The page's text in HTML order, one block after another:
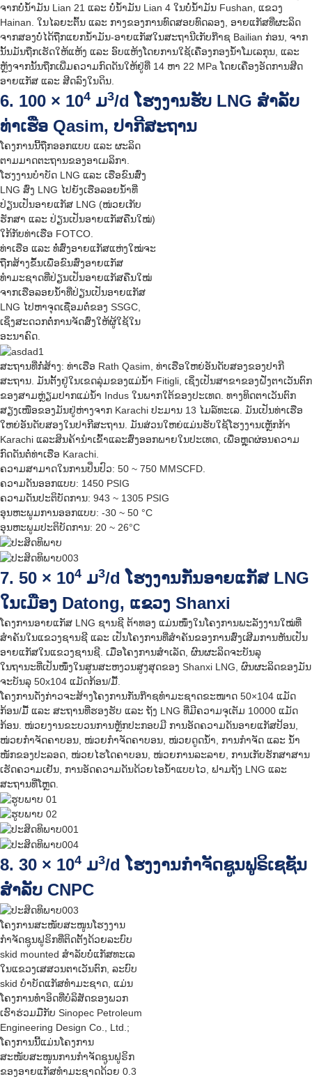
ຈາກບໍ່ນ້ຳມັນ Lian 21 ແລະ ບໍ່ນ້ຳມັນ Lian 4 ໃນບໍ່ນ້ຳມັນ Fushan, ແຂວງ
Hainan. ໃນໄລຍະຕົ້ນ ແລະ ກາງຂອງການທົດສອບທົດລອງ, ອາຍແກັສທີ່ຜະລິດ
ຈາກສອງບໍ່ໄດ້ຖືກແຍກນ້ຳມັນ-ອາຍແກັສໃນສະຖານີເກັບກ໊າຊ Bailian ກ່ອນ, ຈາກ
ນັ້ນມັນຖືກເຮັດໃຫ້ແຫ້ງ ແລະ ອົບແຫ້ງໂດຍການໃຊ້ເຄື່ອງກອງນ້ຳໂມເລກຸນ, ແລະ
ຫຼັງຈາກນັ້ນຖືກເພີ່ມຄວາມກົດດັນໃຫ້ຢູ່ທີ່ 14 ຫາ 22 MPa ໂດຍເຄື່ອງອັດການສີດ
ອາຍແກັສ ແລະ ສີດລົງໃນດິນ.
6. 100 × 104 ມ3/d ໂຮງງານຮັບ LNG ສຳລັບ
ທ່າເຮືອ Qasim, ປາກີສະຖານ
ໂຄງການນີ້ຖືກອອກແບບ ແລະ ຜະລິດ
ຕາມມາດຕະຖານຂອງອາເມລິກາ.
ໂຮງງານບຳບັດ LNG ແລະ ເຮືອຂົນສົ່ງ
LNG ສົ່ງ LNG ໄປຍັງເຮືອລອຍນ້ຳທີ່
ປ່ຽນເປັນອາຍແກັສ LNG (ໜ່ວຍເກັບ
ຮັກສາ ແລະ ປ່ຽນເປັນອາຍແກັສຄືນໃໝ່)
ໃກ້ກັບທ່າເຮືອ FOTCO.
ທ່າເຮືອ ແລະ ທໍ່ສົ່ງອາຍແກັສແຫ່ງໃໝ່ຈະ
ຖືກສ້າງຂຶ້ນເພື່ອຂົນສົ່ງອາຍແກັສ
ທຳມະຊາດທີ່ປ່ຽນເປັນອາຍແກັສຄືນໃໝ່
ຈາກເຮືອລອຍນ້ຳທີ່ປ່ຽນເປັນອາຍແກັສ
LNG ໄປຫາຈຸດເຊື່ອມຕໍ່ຂອງ SSGC,
ເຊິ່ງສະດວກຕໍ່ການຈັດສົ່ງໃຫ້ຜູ້ໃຊ້ໃນ
ອະນາຄົດ.
ສະຖານທີ່ກໍ່ສ້າງ: ທ່າເຮືອ Rath Qasim, ທ່າເຮືອໃຫຍ່ອັນດັບສອງຂອງປາກີ
ສະຖານ. ມັນຕັ້ງຢູ່ໃນເຂດລຸ່ມຂອງແມ່ນ້ຳ Fitigli, ເຊິ່ງເປັນສາຂາຂອງຝັ່ງຕາເວັນຕົກ
ຂອງສາມຫຼ່ຽມປາກແມ່ນ້ຳ Indus ໃນພາກໃຕ້ຂອງປະເທດ. ທາງທິດຕາເວັນຕົກ
ສຽງເໜືອຂອງມັນຢູ່ຫ່າງຈາກ Karachi ປະມານ 13 ໄມລ໌ທະເລ. ມັນເປັນທ່າເຮືອ
ໃຫຍ່ອັນດັບສອງໃນປາກີສະຖານ. ມັນສ່ວນໃຫຍ່ແມ່ນຮັບໃຊ້ໂຮງງານເຫຼັກກ້າ
Karachi ແລະສິນຄ້ານຳເຂົ້າແລະສົ່ງອອກພາຍໃນປະເທດ, ເພື່ອຫຼຸດຜ່ອນຄວາມ
ກົດດັນຕໍ່ທ່າເຮືອ Karachi.
ຄວາມສາມາດໃນການປິ່ນປົວ: 50 ~ 750 MMSCFD.
ຄວາມດັນອອກແບບ: 1450 PSIG
ຄວາມດັນປະຕິບັດການ: 943 ~ 1305 PSIG
ອຸນຫະພູມການອອກແບບ: -30 ~ 50 °C
ອຸນຫະພູມປະຕິບັດການ: 20 ~ 26°C
7. 50 × 104 ມ3/d ໂຮງງານກັ່ນອາຍແກັສ LNG
ໃນເມືອງ Datong, ແຂວງ Shanxi
ໂຄງການອາຍແກັສ LNG ຊານຊີ ຕ້າທອງ ແມ່ນໜຶ່ງໃນໂຄງການພະລັງງານໃໝ່ທີ່
ສຳຄັນໃນແຂວງຊານຊີ ແລະ ເປັນໂຄງການທີ່ສຳຄັນຂອງການສົ່ງເສີມການຫັນເປັນ
ອາຍແກັສໃນແຂວງຊານຊີ. ເມື່ອໂຄງການສຳເລັດ, ຜົນຜະລິດຈະບັນລຸ
ໃນຖານະທີ່ເປັນໜຶ່ງໃນສູນສະຫງວນສູງສຸດຂອງ Shanxi LNG, ຜົນຜະລິດຂອງມັນ
ຈະບັນລຸ 50x104 ແມັດກ້ອນ/ມື້.
ໂຄງການດັ່ງກ່າວຈະສ້າງໂຄງການກັ່ນກ໊າຊທຳມະຊາດຂະໜາດ 50×104 ແມັດ
ກ້ອນ/ມື້ ແລະ ສະຖານທີ່ຮອງຮັບ ແລະ ຖັງ LNG ທີ່ມີຄວາມຈຸເຕັມ 10000 ແມັດ
ກ້ອນ. ໜ່ວຍງານຂະບວນການຫຼັກປະກອບມີ ການອັດຄວາມດັນອາຍແກັສປ້ອນ,
ໜ່ວຍກຳຈັດຄາບອນ, ໜ່ວຍກຳຈັດຄາບອນ, ໜ່ວຍດູດນ້ຳ, ການກຳຈັດ ແລະ ນ້ຳ
ໜັກຂອງປະລອດ, ໜ່ວຍໄຮໂດຄາບອນ, ໜ່ວຍການລະລາຍ, ການເກັບຮັກສາສານ
ເຮັດຄວາມເຢັນ, ການອັດຄວາມດັນດ້ວຍໄອນ້ຳແບບໄວ, ຟາມຖັງ LNG ແລະ
ສະຖານທີ່ໂຫຼດ.
8. 30 × 104 ມ3/d ໂຮງງານກຳຈັດຊູນຟູຣິເຊຊັນ
ສຳລັບ CNPC
ໂຄງການສະໜັບສະໜູນໂຮງງານ
ກຳຈັດຊູນຟູຣິກທີ່ຕິດຕັ້ງດ້ວຍລະບົບ
skid mounted ສຳລັບບໍ່ແກັສທະເລ
ໃນແຂວງເສສວນຕາເວັນຕົກ, ລະບົບ
skid ບຳບັດແກັສທຳມະຊາດ, ແມ່ນ
ໂຄງການທຳອິດທີ່ບໍລິສັດຂອງພວກ
ເຮົາຮ່ວມມືກັບ Sinopec Petroleum
Engineering Design Co., Ltd.;
ໂຄງການນີ້ແມ່ນໂຄງການ
ສະໜັບສະໜູນການກຳຈັດຊູນຟູຣິກ
ຂອງອາຍແກັສທຳມະຊາດດ້ວຍ 0.3